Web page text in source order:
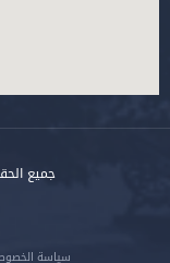
جميع
سياسة